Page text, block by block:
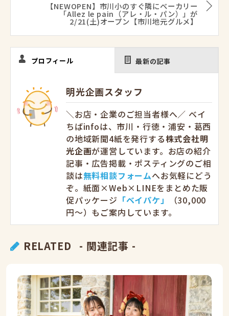
【NEWOPEN】市川小のすぐ隣にベーカリー
「Allez le pain（アレ・ル・パン）」が
2/21(土)オープン【市川地元グルメ】
プロフィール 最新の記事
明光企画スタッフ
＼お店・企業のご担当者様へ／ ベイ
ちばinfoは、市川・行徳・浦安・葛西
の地域新聞4紙を発行する株式会社明
光企画が運営しています。お店の紹介
記事・広告掲載・ポスティングのご相
談は無料相談フォームへお気軽にどう
ぞ。紙面×Web×LINEをまとめた販
促パッケージ 「ベイパケ」
（30,000
円〜）もご案内しています。
RELATED - 関連記事 -